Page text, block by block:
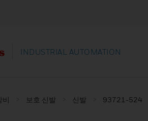
INDUSTRIAL AUTOMATION
비 보호 신발 신발 93721-524